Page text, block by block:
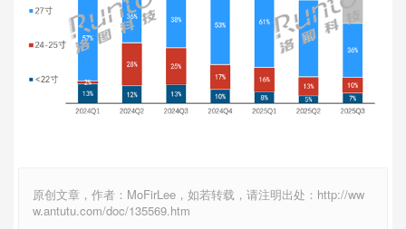
原创文章，作者：MoFirLee，如若转载，请注明出处：http://ww
w.antutu.com/doc/135569.htm